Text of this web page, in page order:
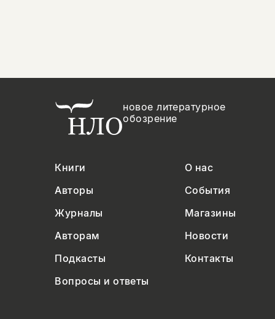
новое литературное
обозрение
Книги
О нас
Авторы
События
Журналы
Магазины
Авторам
Новости
Подкасты
Контакты
Вопросы и ответы